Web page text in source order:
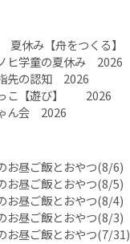
休み【舟をつくる】
ヒ学童の夏休み 2026
先の認知 2026
こ【遊び】 2026
ん会 2026
お昼ご飯とおやつ(8/6)
お昼ご飯とおやつ(8/5)
お昼ご飯とおやつ(8/4)
お昼ご飯とおやつ(8/3)
お昼ご飯とおやつ(7/31)